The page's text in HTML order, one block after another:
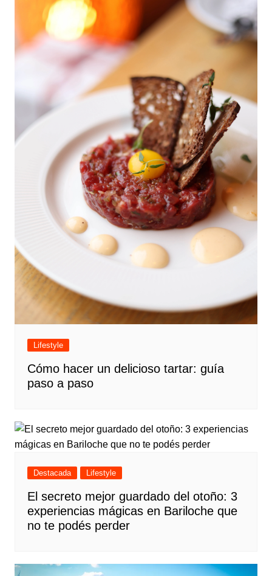
Lifestyle
Cómo hacer un delicioso tartar: guía
paso a paso
Destacada Lifestyle
El secreto mejor guardado del otoño: 3
experiencias mágicas en Bariloche que
no te podés perder